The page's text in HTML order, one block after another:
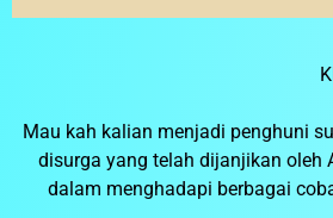
Mau kah kalian menjadi penghuni
disurga yang telah dijanjikan oleh
dalam menghadapi berbagai